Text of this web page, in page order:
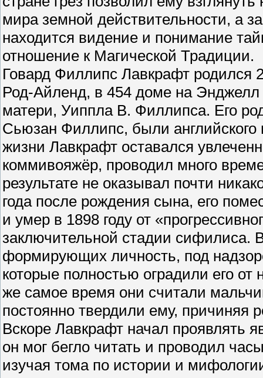
мира земной действительности, а
находится видение и понимание
отношение к Магической Традиции.
Говард Филлипс Лавкрафт родился
Род-Айленд, в 454 доме на
матери, Уиппла В. Филлипса. Его
Сьюзан Филлипс, были английского
жизни Лавкрафт оставался
коммивояжёр, проводил много
результате не оказывал почти
года после рождения сына, его
и умер в 1898 году от
заключительной стадии сифилиса.
формирующих личность, под
которые полностью оградили его
же самое время они считали
постоянно твердили ему, причиняя
Вскоре Лавкрафт начал проявлять
он мог бегло читать и проводил
изучая тома по истории и